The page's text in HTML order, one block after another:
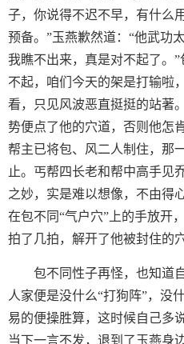
子，你说得不迟不早，有什么
预备。”玉燕歉然道：“他武功
我瞧不出来，真是对不起了。
不起，咱们今天的架是打输啦
看，只见风波恶直挺挺的站著
势便点了他的穴道，否则他怎
帮主已将包、风二人制住，那
止。丐帮四长老和帮中高手见
之妙，实是难以想像，不由得
在包不同“气户穴”上的手放开
拍了几拍，解开了他被封住的
包不同性子再怪，也知道
人家便是没什么“打狗阵”，没
易的便操胜算，这时候自己多
当下一言不发，退到了玉燕身